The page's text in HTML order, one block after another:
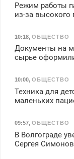
Режим работы
из-за высокого
10:18, ОБЩЕСТВО
Документы на
сырье
10:00, ОБЩЕСТВО
Техника для
маленьких
09:57, ОБЩЕСТВО
В Волгограде
Сергея